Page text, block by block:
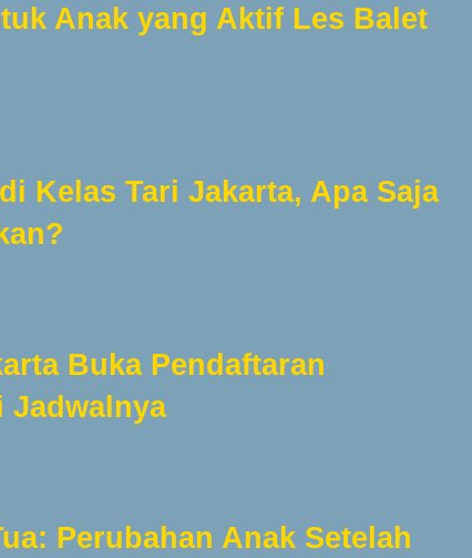
Anak yang Aktif Les Balet
Kelas Tari Jakarta, Apa Saja
Buka Pendaftaran
Jadwalnya
Perubahan Anak Setelah